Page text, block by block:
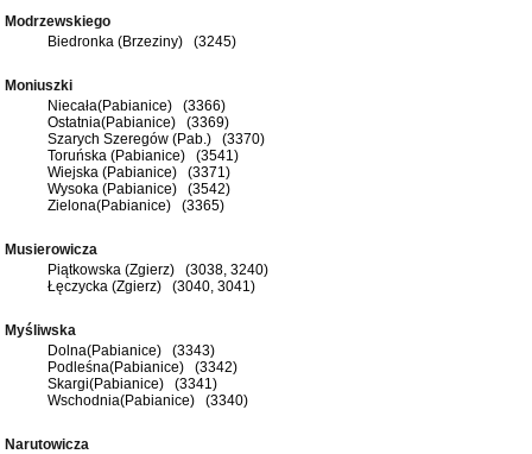
Modrzewskiego
Biedronka (Brzeziny) (3245)
Moniuszki
Niecała(Pabianice) (3366)
Ostatnia(Pabianice) (3369)
Szarych Szeregów (Pab.) (3370)
Toruńska (Pabianice) (3541)
Wiejska (Pabianice) (3371)
Wysoka (Pabianice) (3542)
Zielona(Pabianice) (3365)
Musierowicza
Piątkowska (Zgierz) (3038, 3240)
Łęczycka (Zgierz) (3040, 3041)
Myśliwska
Dolna(Pabianice) (3343)
Podleśna(Pabianice) (3342)
Skargi(Pabianice) (3341)
Wschodnia(Pabianice) (3340)
Narutowicza